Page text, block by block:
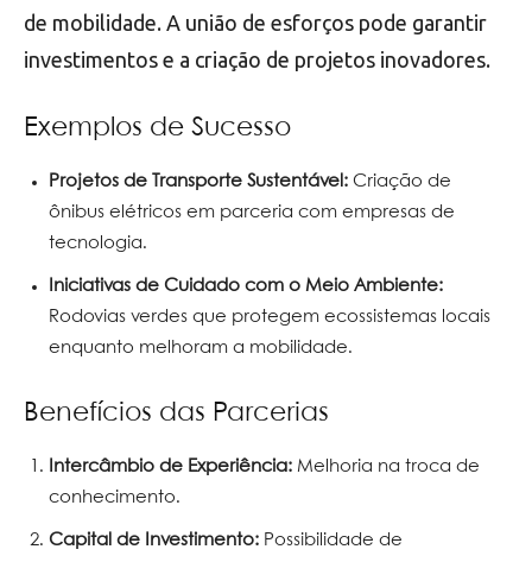
de mobilidade. A união de esforços pode garantir
investimentos e a criação de projetos inovadores.
Exemplos de Sucesso
Projetos de Transporte Sustentável: Criação de
ônibus elétricos em parceria com empresas de
tecnologia.
Iniciativas de Cuidado com o Meio Ambiente:
Rodovias verdes que protegem ecossistemas locais
enquanto melhoram a mobilidade.
Benefícios das Parcerias
Intercâmbio de Experiência: Melhoria na troca de
conhecimento.
Capital de Investimento: Possibilidade de